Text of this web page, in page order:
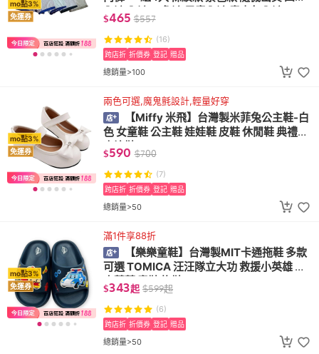
mo點3%
免運券
內褲 內褲 四角褲 男童內褲 青少年內褲
$465 $557
(16)
總銷量>100
跨店折 折價券 登記 贈品
mo點3%
免運券
兩色可選,魔鬼氈設計,輕量好穿
【Miffy 米飛】台灣製米菲兔公主鞋-白
色 女童鞋 公主鞋 娃娃鞋 皮鞋 休閒鞋 典禮鞋
表演鞋
$590 $700
(7)
總銷量>50
跨店折 折價券 登記 贈品
mo點3%
免運券
滿1件享88折
【樂樂童鞋】台灣製MIT卡通拖鞋 多款
可選 TOMICA 汪汪隊立大功 救援小英雄 奇
奇蒂蒂 童鞋 拖鞋
$343起 $599起
(6)
總銷量>50
跨店折 折價券 登記 贈品